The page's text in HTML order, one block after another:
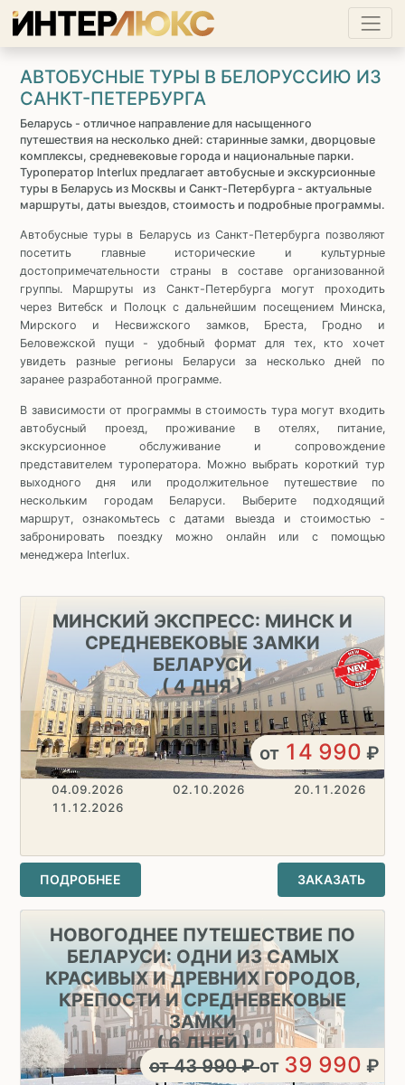
АВТОБУСНЫЕ ТУРЫ В БЕЛОРУССИЮ ИЗ
САНКТ-ПЕТЕРБУРГА
Беларусь - отличное направление для насыщенного
путешествия на несколько дней: старинные замки, дворцовые
комплексы, средневековые города и национальные парки.
Туроператор Interlux предлагает автобусные и экскурсионные
туры в Беларусь из Москвы и Санкт-Петербурга - актуальные
маршруты, даты выездов, стоимость и подробные программы.
Автобусные туры в Беларусь из Санкт-Петербурга позволяют
посетить главные исторические и культурные
достопримечательности страны в составе организованной
группы. Маршруты из Санкт-Петербурга могут проходить
через Витебск и Полоцк с дальнейшим посещением Минска,
Мирского и Несвижского замков, Бреста, Гродно и
Беловежской пущи - удобный формат для тех, кто хочет
увидеть разные регионы Беларуси за несколько дней по
заранее разработанной программе.
В зависимости от программы в стоимость тура могут входить
автобусный проезд, проживание в отелях, питание,
экскурсионное обслуживание и сопровождение
представителем туроператора. Можно выбрать короткий тур
выходного дня или продолжительное путешествие по
нескольким городам Беларуси. Выберите подходящий
маршрут, ознакомьтесь с датами выезда и стоимостью -
забронировать поездку можно онлайн или с помощью
менеджера Interlux.
МИНСКИЙ ЭКСПРЕСС: МИНСК И
СРЕДНЕВЕКОВЫЕ ЗАМКИ
БЕЛАРУСИ
( 4 ДНЯ )
от 14 990 ₽
04.09.2026 02.10.2026
20.11.2026
11.12.2026
ПОДРОБНЕЕ ЗАКАЗАТЬ
НОВОГОДНЕЕ ПУТЕШЕСТВИЕ ПО
БЕЛАРУСИ: ОДНИ ИЗ САМЫХ
КРАСИВЫХ И ДРЕВНИХ ГОРОДОВ,
КРЕПОСТИ И СРЕДНЕВЕКОВЫЕ
ЗАМКИ
( 6 ДНЕЙ )
от43 990₽от 39 990 ₽